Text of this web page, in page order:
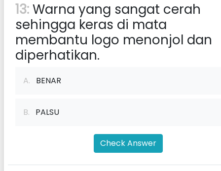
13:Warna yang sangat cerah
sehingga keras di mata
membantu logo menonjol dan
diperhatikan.
A. BENAR
B. PALSU
Check Answer